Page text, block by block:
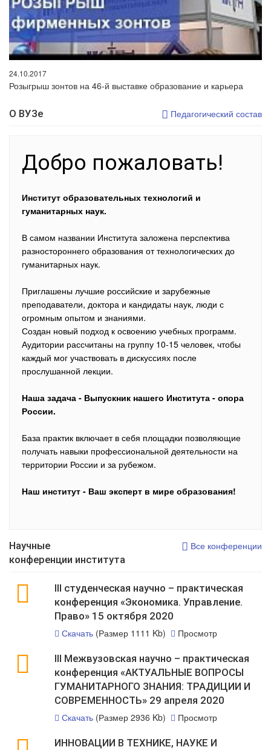
24.10.2017
Розыгрыш зонтов на 46-й выставке образование и карьера
О ВУЗе Педагогический состав
Добро пожаловать!
Институт образовательных технологий и
гуманитарных наук.
В самом названии Института заложена перспектива
разностороннего образования от технологических до
гуманитарных наук.
Приглашены лучшие российские и зарубежные
преподаватели, доктора и кандидаты наук, люди с
огромным опытом и знаниями.
Создан новый подход к освоению учебных программ.
Аудитории рассчитаны на группу 10-15 человек, чтобы
каждый мог участвовать в дискуссиях после
прослушанной лекции.
Наша задача - Выпускник нашего Института - опора
России.
База практик включает в себя площадки позволяющие
получать навыки профессиональной деятельности на
территории России и за рубежом.
Наш институт - Ваш эксперт в мире образования!
Научные
конференции института
Все конференции
III студенческая научно – практическая
конференция «Экономика. Управление.
Право» 15 октября 2020
Скачать(Размер 1111 Kb) Просмотр
III Межвузовская научно – практическая
конференция «АКТУАЛЬНЫЕ ВОПРОСЫ
ГУМАНИТАРНОГО ЗНАНИЯ: ТРАДИЦИИ И
СОВРЕМЕННОСТЬ» 29 апреля 2020
Скачать(Размер 2936 Kb) Просмотр
ИННОВАЦИИ В ТЕХНИКЕ, НАУКЕ И